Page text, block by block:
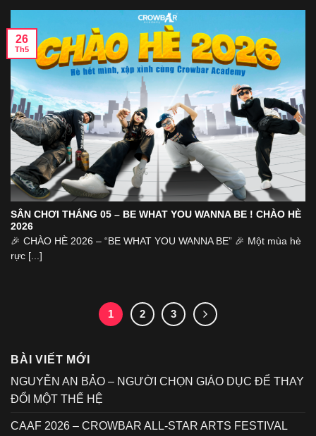
SÂN CHƠI THÁNG 05 – BE WHAT YOU WANNA BE ! CHÀO HÈ
2026
🎉 CHÀO HÈ 2026 – “BE WHAT YOU WANNA BE” 🎉 Một mùa hè
rực [...]
26
Th5
1 2 3
BÀI VIẾT MỚI
NGUYỄN AN BẢO – NGƯỜI CHỌN GIÁO DỤC ĐỂ THAY
ĐỔI MỘT THẾ HỆ
CAAF 2026 – CROWBAR ALL-STAR ARTS FESTIVAL